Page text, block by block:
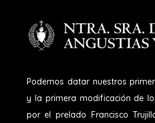
Podemos datar nuestros
y la primera modificación de
por el prelado Francisco